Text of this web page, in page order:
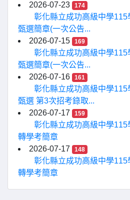
2026-07-23
174
彰化縣立成功高級中學
甄選簡章(一次公告...
2026-07-15
169
彰化縣立成功高級中學
甄選簡章(一次公告...
2026-07-16
161
彰化縣立成功高級中學
甄選 第3次招考錄取...
2026-07-17
159
彰化縣立成功高級中學
轉學考簡章
2026-07-17
148
彰化縣立成功高級中學
轉學考簡章